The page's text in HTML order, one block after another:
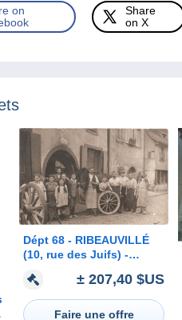
on
Share
on X
Dépt 68 - RIBEAUVILLÉ
(10, rue des Juifs) -
MARÉCHAL-FERRANT (et
CHARRON) Auguste RIPP
± 207,40 $US
Faire une offre